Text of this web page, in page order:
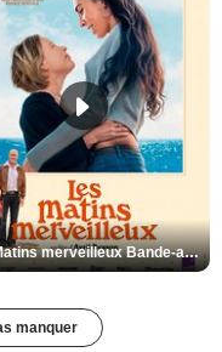
Les Matins merveilleux Bande-annonce VF
manquer